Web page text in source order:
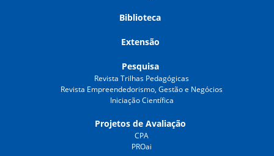
Biblioteca
Extensão
Pesquisa
Revista Trilhas Pedagógicas
Revista Empreendedorismo, Gestão e Negócios
Iniciação Científica
Projetos de Avaliação
CPA
PROai